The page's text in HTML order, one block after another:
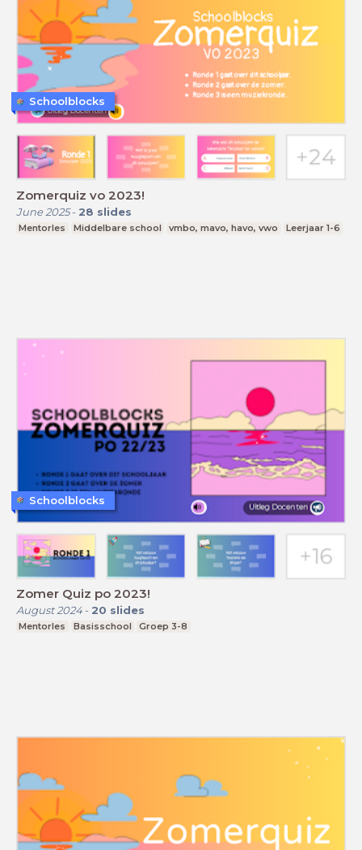
Zomerquiz vo 2023!
June 2025- 28 slides
Mentorles Middelbare school vmbo, mavo, havo, vwo Leerjaar 1-6
Schoolblocks
Zomer Quiz po 2023!
August 2024- 20 slides
Mentorles Basisschool Groep 3-8
Schoolblocks